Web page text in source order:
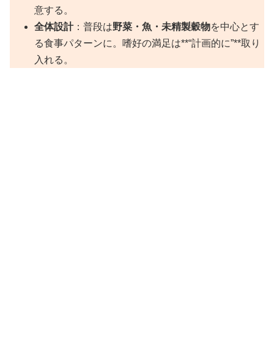
意する。
全体設計：普段は野菜・魚・未精製穀物を中心とす
る食事パターンに。嗜好の満足は**“計画的に”**取り
入れる。